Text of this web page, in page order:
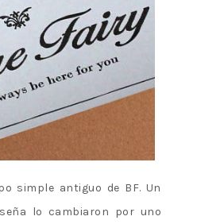
simple antiguo de BF. Un
lo cambiaron por uno